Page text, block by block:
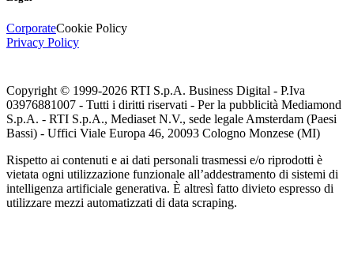
CorporateCookie Policy
Privacy Policy
Copyright © 1999-2026 RTI S.p.A. Business Digital - P.Iva
03976881007 - Tutti i diritti riservati - Per la pubblicità Mediamond
S.p.A. - RTI S.p.A., Mediaset N.V., sede legale Amsterdam (Paesi
Bassi) - Uffici Viale Europa 46, 20093 Cologno Monzese (MI)
Rispetto ai contenuti e ai dati personali trasmessi e/o riprodotti è
vietata ogni utilizzazione funzionale all’addestramento di sistemi di
intelligenza artificiale generativa. È altresì fatto divieto espresso di
utilizzare mezzi automatizzati di data scraping.